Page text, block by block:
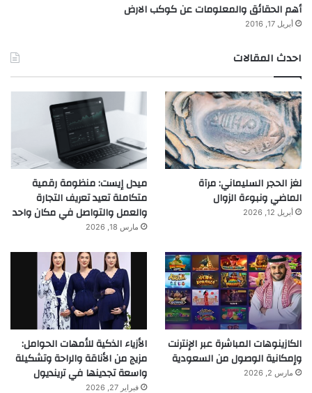
أهم الحقائق والمعلومات عن كوكب الارض
أبريل 17, 2016
احدث المقالات
لغز الحجر السليماني: مرآة
الماضي ونبوءة الزوال
أبريل 12, 2026
ميدل إيست: منظومة رقمية
متكاملة تعيد تعريف التجارة
والعمل والتواصل في مكان واحد
مارس 18, 2026
الكازينوهات المباشرة عبر الإنترنت
وإمكانية الوصول من السعودية
مارس 2, 2026
الأزياء الذكية للأمهات الحوامل:
مزيج من الأناقة والراحة وتشكيلة
واسعة تجدينها في ترينديول
فبراير 27, 2026